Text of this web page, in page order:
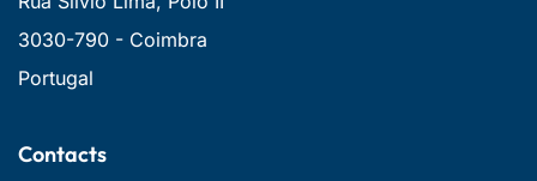
3030-790 - Coimbra
Portugal
Contacts